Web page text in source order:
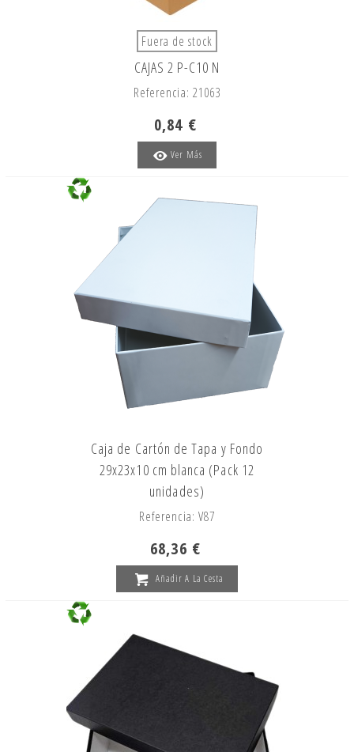
Fuera de stock
CAJAS 2 P-C10 N
Referencia: 21063
0,84 €
Ver Más
Caja de Cartón de Tapa y Fondo
29x23x10 cm blanca (Pack 12
unidades)
Referencia: V87
68,36 €
Añadir A La Cesta